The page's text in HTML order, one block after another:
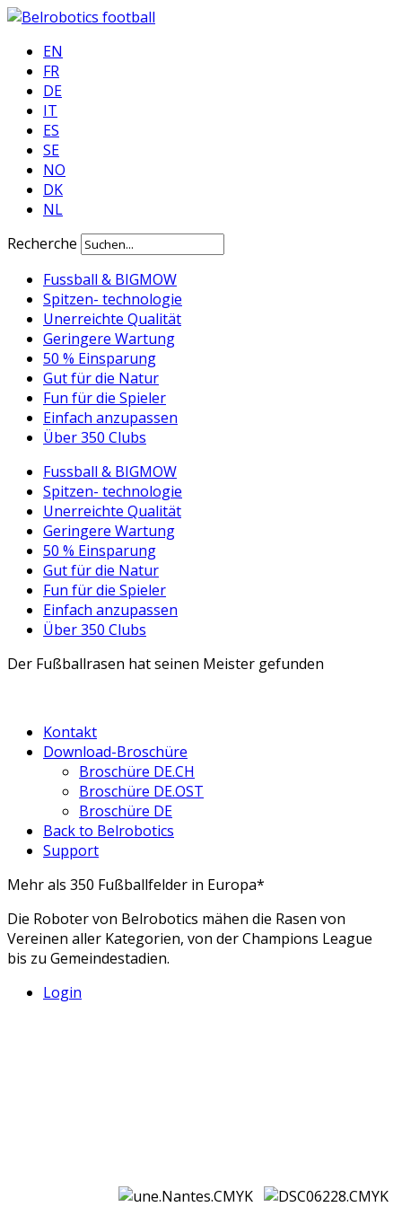
EN
FR
DE
IT
ES
SE
NO
DK
NL
Recherche
Fussball & BIGMOW
Spitzen- technologie
Unerreichte Qualität
Geringere Wartung
50 % Einsparung
Gut für die Natur
Fun für die Spieler
Einfach anzupassen
Über 350 Clubs
Fussball & BIGMOW
Spitzen- technologie
Unerreichte Qualität
Geringere Wartung
50 % Einsparung
Gut für die Natur
Fun für die Spieler
Einfach anzupassen
Über 350 Clubs
Der Fußballrasen hat seinen Meister gefunden
Kontakt
Download-Broschüre
Broschüre DE.CH
Broschüre DE.OST
Broschüre DE
Back to Belrobotics
Support
Mehr als 350 Fußballfelder in Europa*
Die Roboter von Belrobotics mähen die Rasen von
Vereinen aller Kategorien, von der Champions League
bis zu Gemeindestadien.
Login